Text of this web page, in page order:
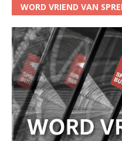
WORD VRIEND VAN